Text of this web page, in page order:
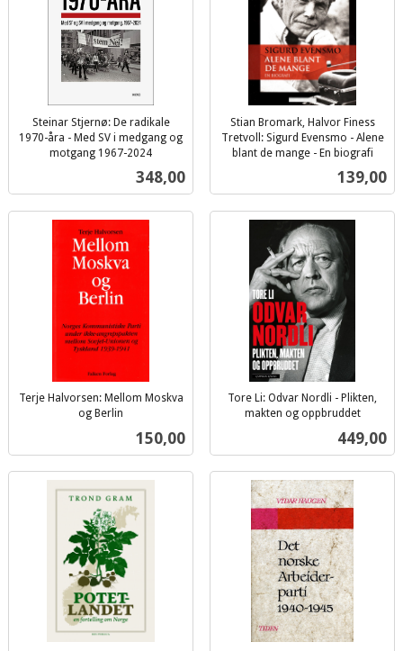
Steinar Stjernø: De radikale
1970-åra - Med SV i medgang og
motgang 1967-2024
Pris
348,00
Stian Bromark, Halvor Finess
Tretvoll: Sigurd Evensmo - Alene
blant de mange - En biografi
Pris
139,00
Terje Halvorsen: Mellom Moskva
og Berlin
Pris
150,00
Tore Li: Odvar Nordli - Plikten,
makten og oppbruddet
Pris
449,00